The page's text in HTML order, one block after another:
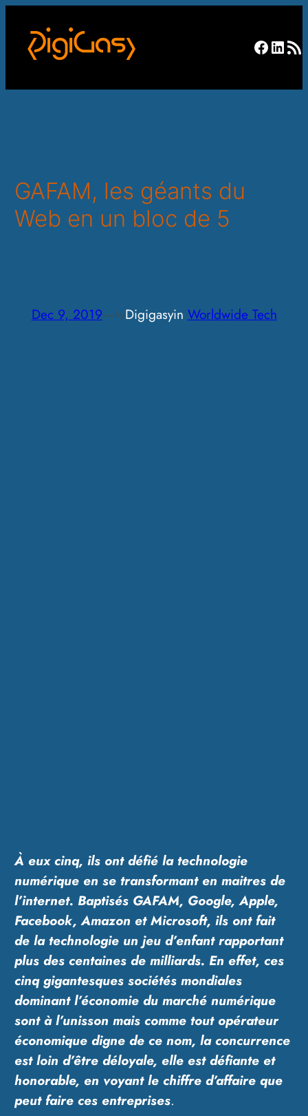
RSS
GAFAM, les géants du
Web en un bloc de 5
Dec 9, 2019— byDigigasyin Worldwide Tech
À eux cinq, ils ont défié la technologie
numérique en se transformant en maitres de
l’internet. Baptisés GAFAM, Google, Apple,
Facebook, Amazon et Microsoft, ils ont fait
de la technologie un jeu d’enfant rapportant
plus des centaines de milliards. En effet, ces
cinq gigantesques sociétés mondiales
dominant l’économie du marché numérique
sont à l’unisson mais comme tout opérateur
économique digne de ce nom, la concurrence
est loin d’être déloyale, elle est défiante et
honorable, en voyant le chiffre d’affaire que
peut faire ces entreprises.